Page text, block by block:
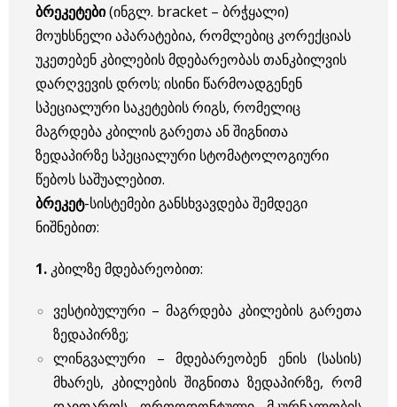
ბრეკეტები(ინგლ. bracket – ბრჭყალი)
მოუხსნელი აპარატებია, რომლებიც კორექციას
უკეთებენ კბილების მდებარეობას თანკბილვის
დარღვევის დროს; ისინი წარმოადგენენ
სპეციალური საკეტების რიგს, რომელიც
მაგრდება კბილის გარეთა ან შიგნითა
ზედაპირზე სპეციალური სტომატოლოგიური
წებოს საშუალებით.
ბრეკეტ-სისტემები განსხვავდება შემდეგი
ნიშნებით:
1. კბილზე მდებარეობით:
ვესტიბულური – მაგრდება კბილების გარეთა
ზედაპირზე;
ლინგვალური – მდებარეობენ ენის (სასის)
მხარეს, კბილების შიგნითა ზედაპირზე, რომ